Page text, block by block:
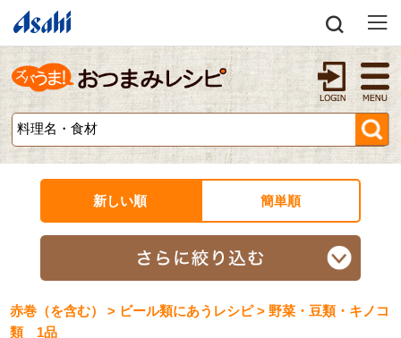
新しい順 簡単順
赤巻（を含む） > ビール類にあうレシピ > 野菜・豆類・キノコ
類 1品